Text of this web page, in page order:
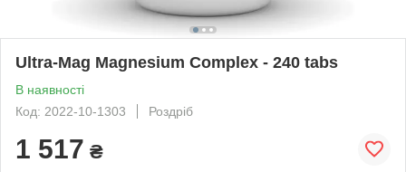
Ultra-Mag Magnesium Complex - 240 tabs
В наявності
Код: 2022-10-1303
Роздріб
1 517 ₴